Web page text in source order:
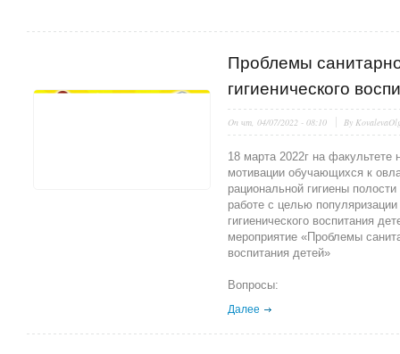
Проблемы
гигиенического
On чт, 04/07/2022 - 08:10 By
18 марта 2022г на
мотивации обучающихся к
рациональной гигиены
работе с целью
гигиенического воспитания
мероприятие «Проблемы
воспитания детей»
Вопросы:
Далее